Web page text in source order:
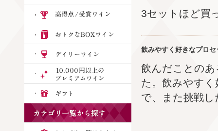
3セットほど買
飲みやすく好きなプロ
飲んだことの
た。飲みやす
で、また挑戦